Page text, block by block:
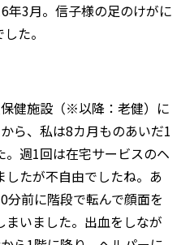
年3月。信子様の足のけがに
た。
健施設（※以降：老健）に
ら、私は8カ月ものあいだ1
週1回は在宅サービスのヘ
たが不自由でしたね。あ
分前に階段で転んで顔面を
いました。出血をしなが